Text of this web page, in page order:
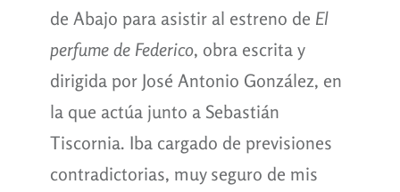
de Abajo para asistir al estreno de El
perfume de Federico, obra escrita y
dirigida por José Antonio González, en
la que actúa junto a Sebastián
Tiscornia. Iba cargado de previsiones
contradictorias, muy seguro de mis